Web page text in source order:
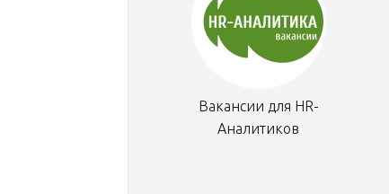
Вакансии для HR-
Аналитиков